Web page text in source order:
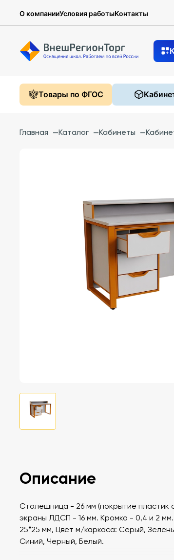
О компанииУсловия работыКонтакты
Товары по ФГОС
Главная —Каталог —Кабинеты —
Описание
Столешница - 26 мм (покрытие пластик
экраны ЛДСП - 16 мм. Кромка - 0,4 и 2
25*25 мм, Цвет м/каркаса: Серый,
Синий, Черный, Белый.